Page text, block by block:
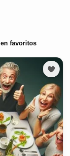
favoritos